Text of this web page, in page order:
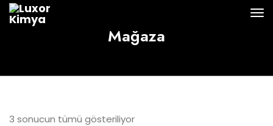
Mağaza
3 sonucun tümü gösteriliyor